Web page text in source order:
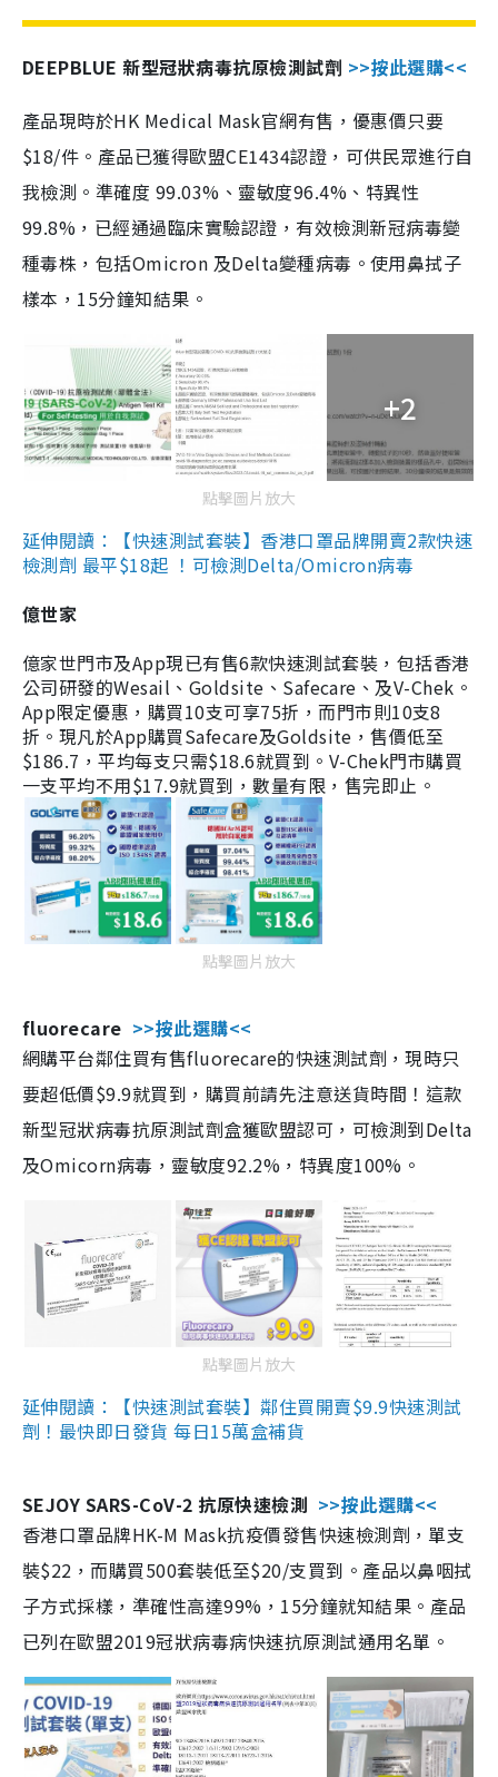
DEEPBLUE 新型冠狀病毒抗原檢測試劑 >>按此選購<<
產品現時於HK Medical Mask官網有售，優惠價只要
$18/件。產品已獲得歐盟CE1434認證，可供民眾進行自
我檢測。準確度 99.03%、靈敏度96.4%、特異性
99.8%，已經通過臨床實驗認證，有效檢測新冠病毒變
種毒株，包括Omicron 及Delta變種病毒。使用鼻拭子
樣本，15分鐘知結果。
+2
點擊圖片放大
延伸閱讀：【快速測試套裝】香港口罩品牌開賣2款快速
檢測劑 最平$18起 ！可檢測Delta/Omicron病毒
億世家
億家世門市及App現已有售6款快速測試套裝，包括香港
公司研發的Wesail、Goldsite、Safecare、及V-Chek。
App限定優惠，購買10支可享75折，而門市則10支8
折。現凡於App購買Safecare及Goldsite，售價低至
$186.7，平均每支只需$18.6就買到。V-Chek門市購買
一支平均不用$17.9就買到，數量有限，售完即止。
點擊圖片放大
fluorecare >>按此選購<<
網購平台鄰住買有售fluorecare的快速測試劑，現時只
要超低價$9.9就買到，購買前請先注意送貨時間！這款
新型冠狀病毒抗原測試劑盒獲歐盟認可，可檢測到Delta
及Omicorn病毒，靈敏度92.2%，特異度100%。
點擊圖片放大
延伸閱讀：【快速測試套裝】鄰住買開賣$9.9快速測試
劑！最快即日發貨 每日15萬盒補貨
SEJOY SARS-CoV-2 抗原快速檢測 >>按此選購<<
香港口罩品牌HK-M Mask抗疫價發售快速檢測劑，單支
裝$22，而購買500套裝低至$20/支買到。產品以鼻咽拭
子方式採樣，準確性高達99%，15分鐘就知結果。產品
已列在歐盟2019冠狀病毒病快速抗原測試通用名單。